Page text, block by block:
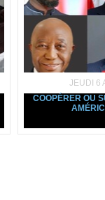
JEUDI 6
COOPÉRER OU